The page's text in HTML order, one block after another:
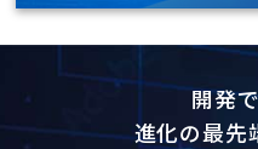
開発
進化の最先